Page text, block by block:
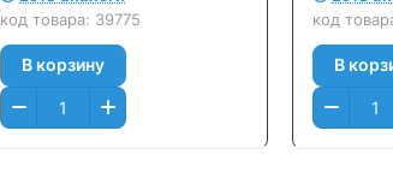
код товара: 39775
В корзину
код
В